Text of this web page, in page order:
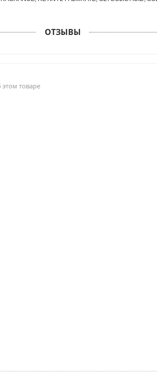
ОТЗЫВЫ
этом товаре